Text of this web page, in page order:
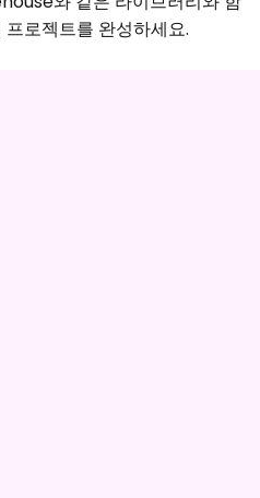
로젝트를 완성하세요.